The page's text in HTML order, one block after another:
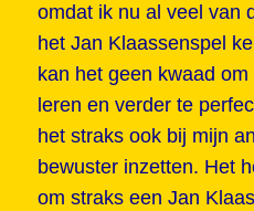
omdat ik nu al veel van
het Jan Klaassenspel
kan het geen kwaad
leren en verder te
het straks ook bij mijn
bewuster inzetten. Het
om straks een Jan